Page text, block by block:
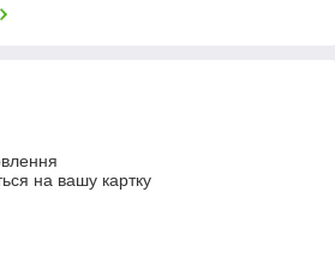
на вашу картку